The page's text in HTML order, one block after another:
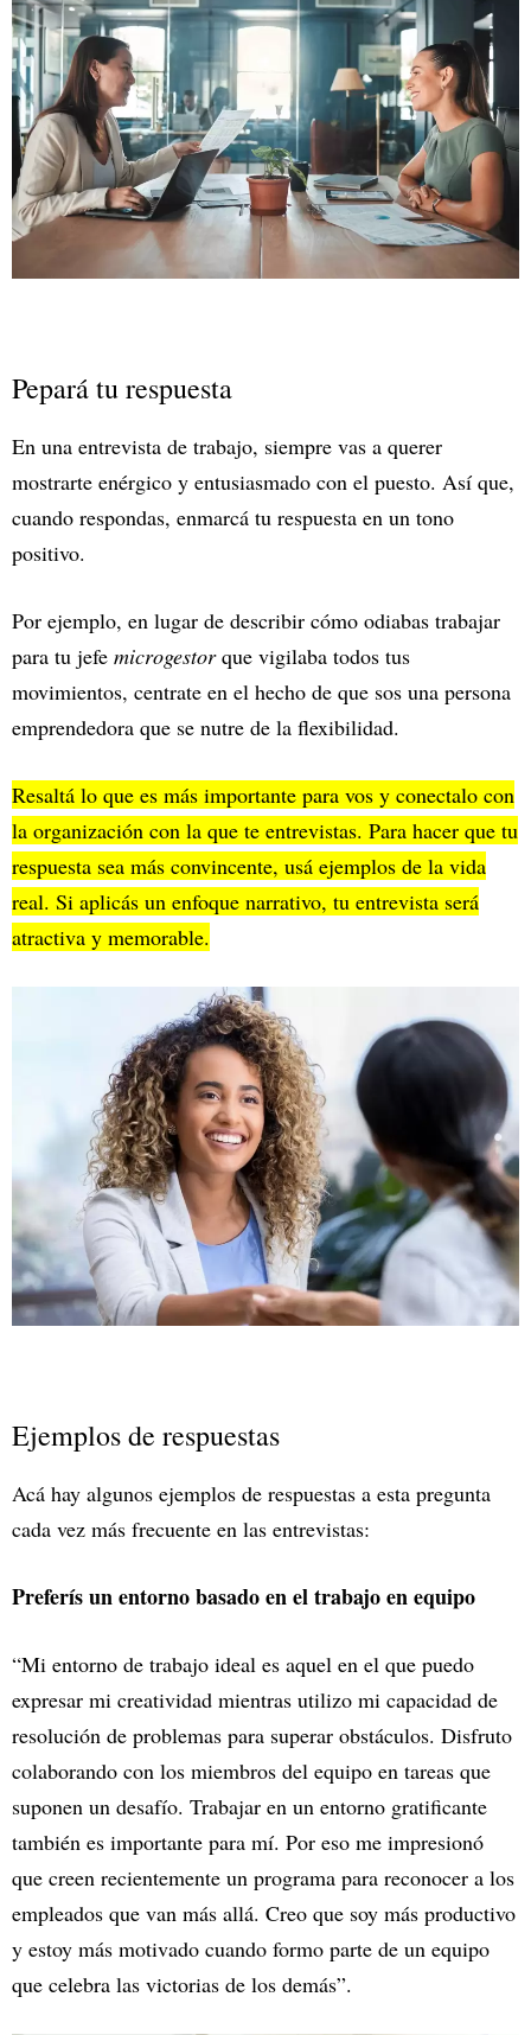
Pepará tu respuesta
En una entrevista de trabajo, siempre vas a querer
mostrarte enérgico y entusiasmado con el puesto. Así que,
cuando respondas, enmarcá tu respuesta en un tono
positivo.
Por ejemplo, en lugar de describir cómo odiabas trabajar
para tu jefe microgestorque vigilaba todos tus
movimientos, centrate en el hecho de que sos una persona
emprendedora que se nutre de la flexibilidad.
Resaltá lo que es más importante para vos y conectalo con
la organización con la que te entrevistas. Para hacer que tu
respuesta sea más convincente, usá ejemplos de la vida
real. Si aplicás un enfoque narrativo, tu entrevista será
atractiva y memorable.
Ejemplos de respuestas
Acá hay algunos ejemplos de respuestas a esta pregunta
cada vez más frecuente en las entrevistas:
Preferís un entorno basado en el trabajo en equipo
“Mi entorno de trabajo ideal es aquel en el que puedo
expresar mi creatividad mientras utilizo mi capacidad de
resolución de problemas para superar obstáculos. Disfruto
colaborando con los miembros del equipo en tareas que
suponen un desafío. Trabajar en un entorno gratificante
también es importante para mí. Por eso me impresionó
que creen recientemente un programa para reconocer a los
empleados que van más allá. Creo que soy más productivo
y estoy más motivado cuando formo parte de un equipo
que celebra las victorias de los demás”.